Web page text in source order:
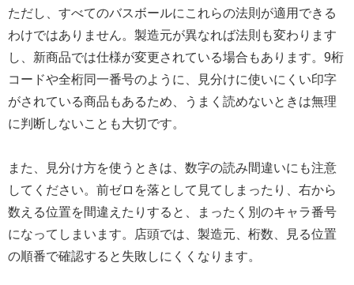
ただし、すべてのバスボールにこれらの法則が適用できる
わけではありません。製造元が異なれば法則も変わります
し、新商品では仕様が変更されている場合もあります。9桁
コードや全桁同一番号のように、見分けに使いにくい印字
がされている商品もあるため、うまく読めないときは無理
に判断しないことも大切です。
また、見分け方を使うときは、数字の読み間違いにも注意
してください。前ゼロを落として見てしまったり、右から
数える位置を間違えたりすると、まったく別のキャラ番号
になってしまいます。店頭では、製造元、桁数、見る位置
の順番で確認すると失敗しにくくなります。